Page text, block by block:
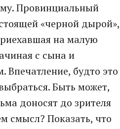
Провинциальный
«черной дырой»,
на малую
с сына и
Впечатление, будто это
Быть может,
доносят до зрителя
смысл? Показать, что